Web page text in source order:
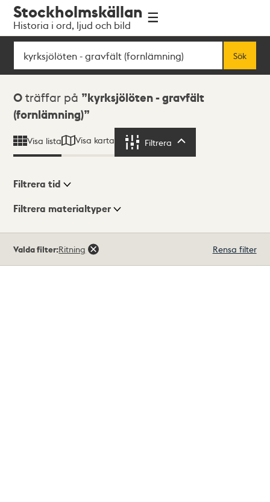
navigationen
huvudinnehållet
Stockholmskällan
Historia i ord, ljud och bild
Sök
Sök
Sökresultat
0 träffar på
kyrksjölöten - gravfält
(fornlämning)
Visa lista Visa karta Filtrera
Visningsläge
Filtrera tid
Filtrera materialtyper
träffar
Valda filter:Ritning Rensa filter